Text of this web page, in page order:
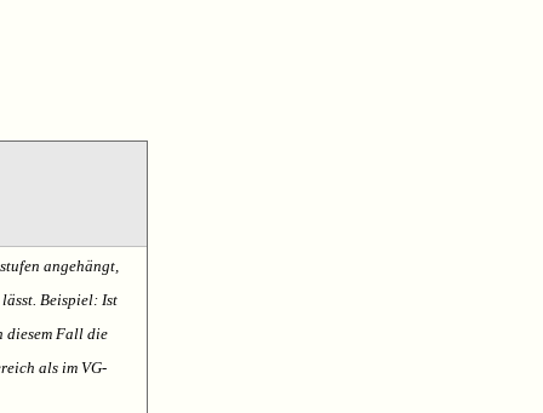
angehängt,
Beispiel: Ist
diesem Fall die
als im VG-